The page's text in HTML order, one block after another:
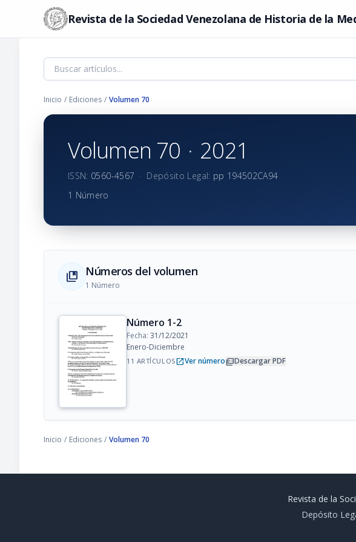
Revista de la Sociedad Venezolana de Historia de la
Inicio / Ediciones / Volumen 70
Volumen 70 · 2021
ISSN: 0560-4567 · Depósito Legal: pp 194502CA94
1 Número
collections_bookmark Números del volumen
1 Número
Número 1-2
Fecha: 31/12/2021
Enero-Diciembre
11 ARTÍCULOSopen_in_newVer númeropicture_as_pdfDescargar PDF
Inicio / Ediciones / Volumen 70
Revista de la
Depósito